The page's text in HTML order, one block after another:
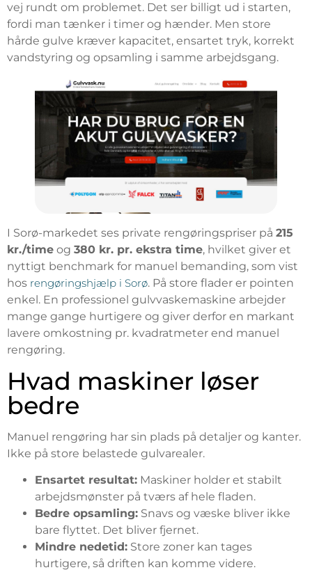
vej rundt om problemet. Det ser billigt ud i starten,
fordi man tænker i timer og hænder. Men store
hårde gulve kræver kapacitet, ensartet tryk, korrekt
vandstyring og opsamling i samme arbejdsgang.
I Sorø-markedet ses private rengøringspriser på 215
kr./time og 380 kr. pr. ekstra time, hvilket giver et
nyttigt benchmark for manuel bemanding, som vist
hos rengøringshjælp i Sorø. På store flader er pointen
enkel. En professionel gulvvaskemaskine arbejder
mange gange hurtigere og giver derfor en markant
lavere omkostning pr. kvadratmeter end manuel
rengøring.
Hvad maskiner løser
bedre
Manuel rengøring har sin plads på detaljer og kanter.
Ikke på store belastede gulvarealer.
Ensartet resultat: Maskiner holder et stabilt
arbejdsmønster på tværs af hele fladen.
Bedre opsamling: Snavs og væske bliver ikke
bare flyttet. Det bliver fjernet.
Mindre nedetid: Store zoner kan tages
hurtigere, så driften kan komme videre.